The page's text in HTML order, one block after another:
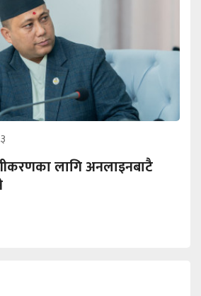
लागि अनलाइनबाटै